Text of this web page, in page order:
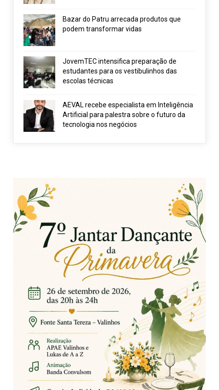
Bazar do Patru arrecada produtos que
podem transformar vidas
JovemTEC intensifica preparação de
estudantes para os vestibulinhos das
escolas técnicas
AEVAL recebe especialista em Inteligência
Artificial para palestra sobre o futuro da
tecnologia nos negócios